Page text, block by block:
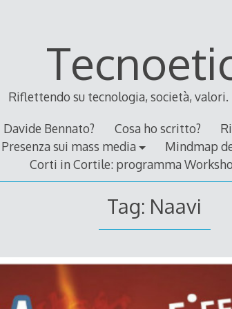
Riflettendo su tecnologia, società,
Davide Bennato? Cosa ho scritto?
Presenza sui mass media
Mindmap
Corti in Cortile: programma
Tag: Naavi